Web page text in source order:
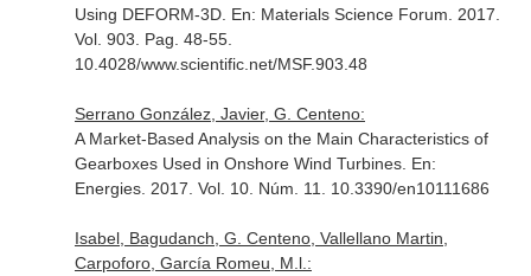
Using DEFORM-3D. En: Materials Science Forum . 2017.
Vol. 903. Pag. 48-55.
10.4028/www.scientific.net/MSF.903.48
Serrano González, Javier, G. Centeno:
A Market-Based Analysis on the Main Characteristics of
Gearboxes Used in Onshore Wind Turbines. En:
Energies. 2017. Vol. 10. Núm. 11. 10.3390/en10111686
Isabel, Bagudanch, G. Centeno, Vallellano Martin,
Carpoforo, García Romeu, M.l.: